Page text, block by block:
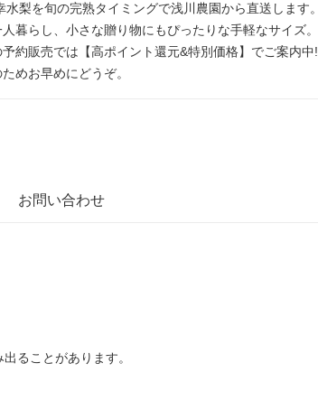
水梨を旬の完熟タイミングで浅川農園から直送します。
暮らし、小さな贈り物にもぴったりな手軽なサイズ。
約販売では【高ポイント還元&特別価格】でご案内中!
めお早めにどうぞ。
お問い合わせ
ることがあります。